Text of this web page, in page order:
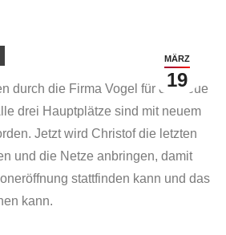
MÄRZ
19
durch die Firma Vogel für die neue
drei Hauptplätze sind mit neuem
Jetzt wird Christof die letzten
und die Netze anbringen, damit
stattfinden kann und das
kann.